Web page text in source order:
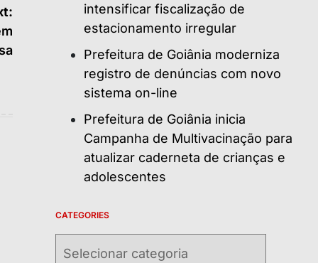
intensificar fiscalização de
estacionamento irregular
Prefeitura de Goiânia moderniza
registro de denúncias com novo
sistema on-line
Prefeitura de Goiânia inicia
Campanha de Multivacinação para
atualizar caderneta de crianças e
adolescentes
CATEGORIES